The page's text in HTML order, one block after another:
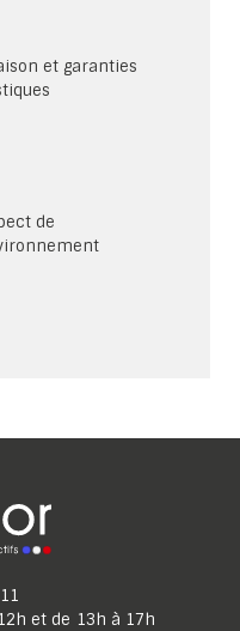
et garanties
de
et de 13h à 17h